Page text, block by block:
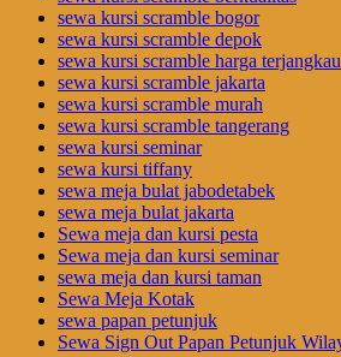
sewa kursi scramble bogor
sewa kursi scramble depok
sewa kursi scramble harga terjangkau
sewa kursi scramble jakarta
sewa kursi scramble murah
sewa kursi scramble tangerang
sewa kursi seminar
sewa kursi tiffany
sewa meja bulat jabodetabek
sewa meja bulat jakarta
Sewa meja dan kursi pesta
Sewa meja dan kursi seminar
sewa meja dan kursi taman
Sewa Meja Kotak
sewa papan petunjuk
Sewa Sign Out Papan Petunjuk